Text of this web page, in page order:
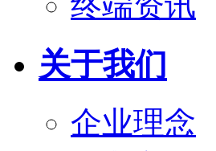
关于我们
企业理念